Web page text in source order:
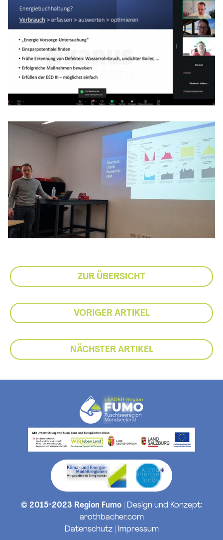
ZUR ÜBERSICHT
VORIGER ARTIKEL
NÄCHSTER ARTIKEL
© 2015-2023 Region Fumo | Design und Konzept:
arothbacher.com
Datenschutz
Impressum